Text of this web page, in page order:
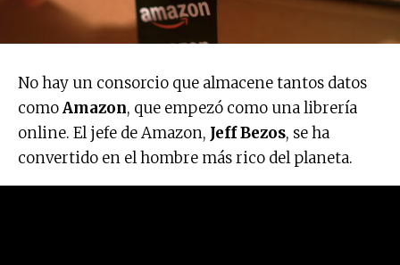
No hay un consorcio que almacene tantos datos
comoAmazon, que empezó como una librería
online. El jefe de Amazon, Jeff Bezos, se ha
convertido en el hombre más rico del planeta.